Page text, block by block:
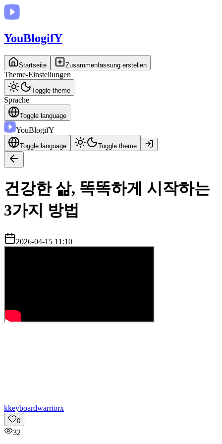
YouBlogifY
Startseite Zusammenfassung erstellen
Theme-Einstellungen
Toggle theme
Sprache
Toggle language
YouBlogifY
Toggle language Toggle theme
건강한 삶, 똑똑하게 시작하는
3가지 방법
2026-04-15 11:10
kkeyboardwarriorx
0
32